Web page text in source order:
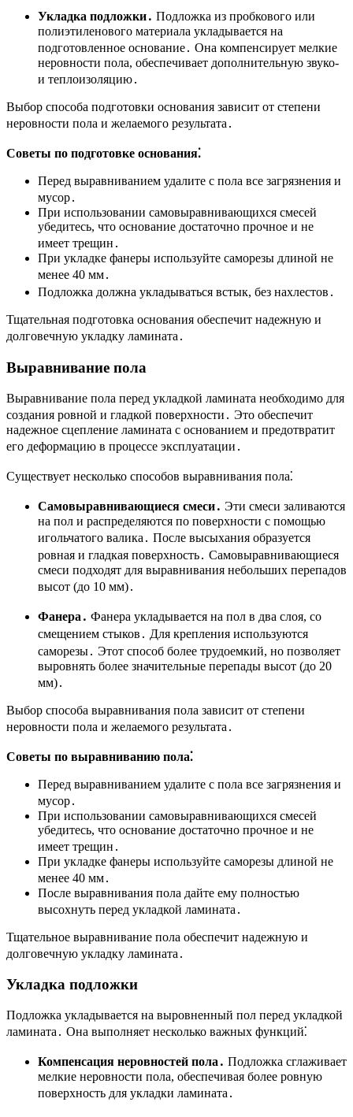
Укладка подложки․ Подложка из пробкового или
полиэтиленового материала укладывается на
подготовленное основание․ Она компенсирует мелкие
неровности пола, обеспечивает дополнительную звуко-
и теплоизоляцию․
Выбор способа подготовки основания зависит от степени
неровности пола и желаемого результата․
Советы по подготовке основания⁚
Перед выравниванием удалите с пола все загрязнения и
мусор․
При использовании самовыравнивающихся смесей
убедитесь, что основание достаточно прочное и не
имеет трещин․
При укладке фанеры используйте саморезы длиной не
менее 40 мм․
Подложка должна укладываться встык, без нахлестов․
Тщательная подготовка основания обеспечит надежную и
долговечную укладку ламината․
Выравнивание пола
Выравнивание пола перед укладкой ламината необходимо для
создания ровной и гладкой поверхности․ Это обеспечит
надежное сцепление ламината с основанием и предотвратит
его деформацию в процессе эксплуатации․
Существует несколько способов выравнивания пола⁚
Самовыравнивающиеся смеси․ Эти смеси заливаются
на пол и распределяются по поверхности с помощью
игольчатого валика․ После высыхания образуется
ровная и гладкая поверхность․ Самовыравнивающиеся
смеси подходят для выравнивания небольших перепадов
высот (до 10 мм)․
Фанера․ Фанера укладывается на пол в два слоя, со
смещением стыков․ Для крепления используются
саморезы․ Этот способ более трудоемкий, но позволяет
выровнять более значительные перепады высот (до 20
мм)․
Выбор способа выравнивания пола зависит от степени
неровности пола и желаемого результата․
Советы по выравниванию пола⁚
Перед выравниванием удалите с пола все загрязнения и
мусор․
При использовании самовыравнивающихся смесей
убедитесь, что основание достаточно прочное и не
имеет трещин․
При укладке фанеры используйте саморезы длиной не
менее 40 мм․
После выравнивания пола дайте ему полностью
высохнуть перед укладкой ламината․
Тщательное выравнивание пола обеспечит надежную и
долговечную укладку ламината․
Укладка подложки
Подложка укладывается на выровненный пол перед укладкой
ламината․ Она выполняет несколько важных функций⁚
Компенсация неровностей пола․ Подложка сглаживает
мелкие неровности пола, обеспечивая более ровную
поверхность для укладки ламината․